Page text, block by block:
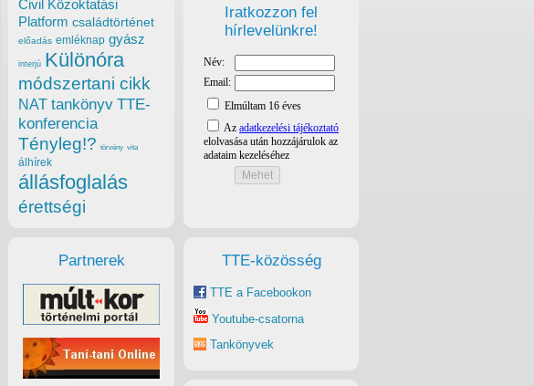
Iratkozzon fel
hírlevelünkre!
TTE-közösség
TTE a Facebookon
Youtube-csatorna
Tankönyvek
Civil Közoktatási
Platform családtörténet
előadás emléknap gyász
interjú Különóra
módszertani cikk
NAT tankönyv TTE-
konferencia
Tényleg!? törvény vita
álhírek
állásfoglalás
érettségi
Partnerek